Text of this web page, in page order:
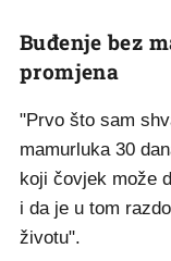
Buđenje bez
promjena
"Prvo što sam
mamurluka 30
koji čovjek može
i da je u tom
životu".